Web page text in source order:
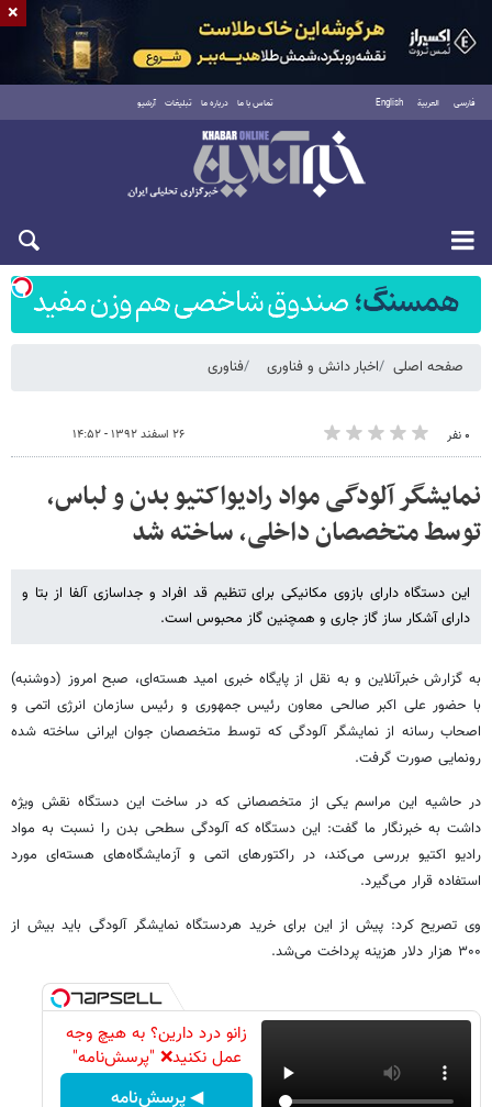
فارسی العربية English تماس با ما درباره ما تبلیغات آرشیو
شنبه ۱۷ مرداد ۱۴۰۵
صفحه اصلی اخبار دانش و فناوری فناوری
۰ نفر ۲۶ اسفند ۱۳۹۲ - ۱۴:۵۲
نمایشگر آلودگی مواد رادیواکتیو بدن و لباس،
توسط متخصصان داخلی، ساخته شد
این دستگاه دارای بازوی مکانیکی برای تنظیم قد افراد و جداسازی آلفا از بتا و
دارای آشکار ساز گاز جاری و همچنین گاز محبوس است.
به گزارش خبرآنلاین و به نقل از پایگاه خبری امید هسته‌ای، صبح امروز (دوشنبه)
با حضور علی اکبر صالحی معاون رئیس جمهوری و رئیس سازمان انرژی اتمی و
اصحاب رسانه از نمایشگر آلودگی که توسط متخصصان جوان ایرانی ساخته شده
رونمایی صورت گرفت.
در حاشیه این مراسم یکی از متخصصانی که در ساخت این دستگاه نقش ویژه
داشت به خبرنگار ما گفت: این دستگاه که آلودگی سطحی بدن را نسبت به مواد
رادیو اکتیو بررسی می‌کند، در راکتورهای اتمی و آزمایشگاه‌های هسته‌ای مورد
استفاده قرار می‌گیرد.
وی تصریح کرد: پیش از این برای خرید هردستگاه نمایشگر آلودگی باید بیش از
۳۰۰ هزار دلار هزینه پرداخت می‌شد.
زانو درد دارین؟ به هیچ وجه
عمل نکنید❌ "پرسش‌نامه"
◀ پرسش‌نامه
×